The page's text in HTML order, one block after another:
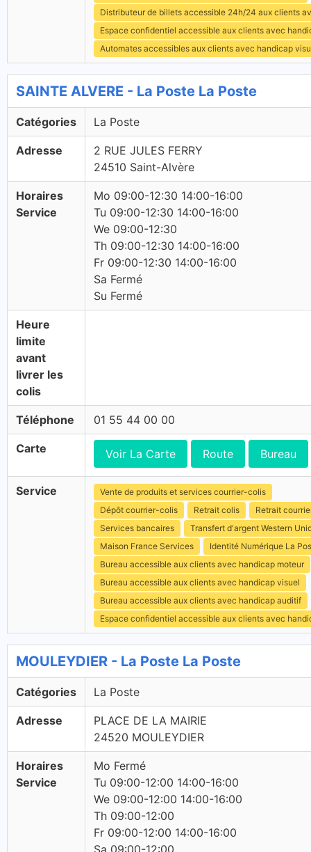
Distributeur de billets accessible 24h/24 aux clients
Espace confidentiel accessible aux clients avec
Automates accessibles aux clients avec handicap
SAINTE ALVERE - La Poste La Poste
Catégories La Poste
Adresse
2 RUE JULES FERRY
24510 Saint-Alvère
Horaires
Service
Mo 09:00-12:30 14:00-16:00
Tu 09:00-12:30 14:00-16:00
We 09:00-12:30
Th 09:00-12:30 14:00-16:00
Fr 09:00-12:30 14:00-16:00
Sa Fermé
Su Fermé
Heure
limite
avant
livrer les
colis
Téléphone 01 55 44 00 00
Carte Voir La Carte Route Bureau
Service
Vente de produits et services courrier-colis
Dépôt courrier-colis
Retrait colis
Retrait
Services bancaires
Transfert d'argent Western
Maison France Services
Identité Numérique La
Bureau accessible aux clients avec handicap moteur
Bureau accessible aux clients avec handicap visuel
Bureau accessible aux clients avec handicap auditif
Espace confidentiel accessible aux clients avec
MOULEYDIER - La Poste La Poste
Catégories La Poste
Adresse
PLACE DE LA MAIRIE
24520 MOULEYDIER
Horaires
Service
Mo Fermé
Tu 09:00-12:00 14:00-16:00
We 09:00-12:00 14:00-16:00
Th 09:00-12:00
Fr 09:00-12:00 14:00-16:00
Sa 09:00-12:00